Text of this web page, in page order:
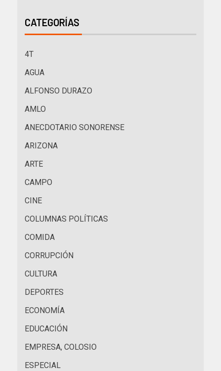
CATEGORÍAS
4T
AGUA
ALFONSO DURAZO
AMLO
ANECDOTARIO SONORENSE
ARIZONA
ARTE
CAMPO
CINE
COLUMNAS POLÍTICAS
COMIDA
CORRUPCIÓN
CULTURA
DEPORTES
ECONOMÍA
EDUCACIÓN
EMPRESA, COLOSIO
ESPECIAL